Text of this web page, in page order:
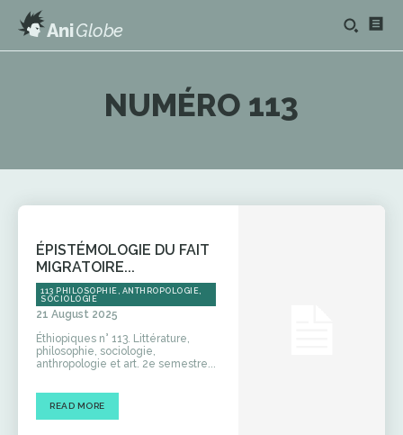
AniGlobe
NUMÉRO 113
ÉPISTÉMOLOGIE DU FAIT
MIGRATOIRE...
113 PHILOSOPHIE, ANTHROPOLOGIE,
SOCIOLOGIE
21 August 2025
Éthiopiques n° 113. Littérature,
philosophie, sociologie,
anthropologie et art. 2e semestre...
READ MORE